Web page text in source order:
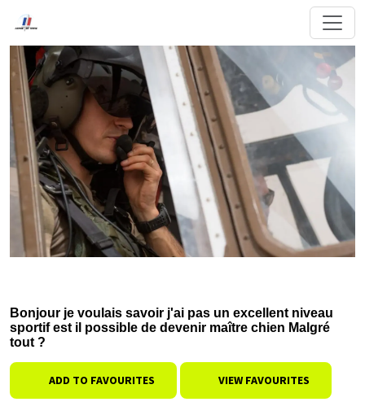
Bonjour je voulais savoir j'ai pas un excellent niveau
sportif est il possible de devenir maître chien Malgré
tout ?
ADD TO FAVOURITES VIEW FAVOURITES